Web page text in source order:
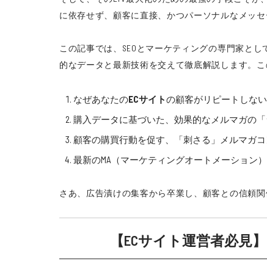
に依存せず、顧客に直接、かつパーソナルなメッ
この記事では、SEOとマーケティングの専門家とし
的なデータと最新技術を交えて徹底解説します。
なぜあなたのECサイトの顧客がリピートしな
購入データに基づいた、効果的なメルマガの「
顧客の購買行動を促す、「刺さる」メルマガ
最新のMA（マーケティングオートメーション
さあ、広告漬けの集客から卒業し、顧客との信頼
【ECサイト運営者必